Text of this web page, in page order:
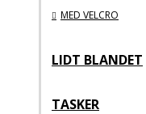
MED VELCRO
LIDT BLANDET
TASKER